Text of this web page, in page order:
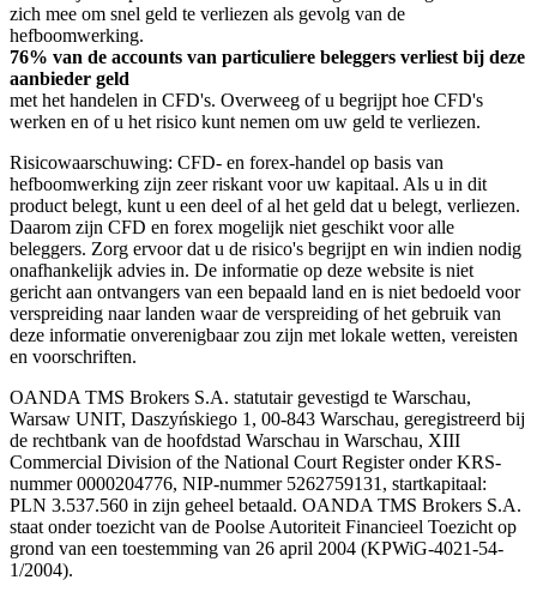
zich mee om snel geld te verliezen als gevolg van de
hefboomwerking.
76% van de accounts van particuliere beleggers verliest bij deze
aanbieder geld
met het handelen in CFD's. Overweeg of u begrijpt hoe CFD's
werken en of u het risico kunt nemen om uw geld te verliezen.
Risicowaarschuwing: CFD- en forex-handel op basis van
hefboomwerking zijn zeer riskant voor uw kapitaal. Als u in dit
product belegt, kunt u een deel of al het geld dat u belegt, verliezen.
Daarom zijn CFD en forex mogelijk niet geschikt voor alle
beleggers. Zorg ervoor dat u de risico's begrijpt en win indien nodig
onafhankelijk advies in. De informatie op deze website is niet
gericht aan ontvangers van een bepaald land en is niet bedoeld voor
verspreiding naar landen waar de verspreiding of het gebruik van
deze informatie onverenigbaar zou zijn met lokale wetten, vereisten
en voorschriften.
OANDA TMS Brokers S.A. statutair gevestigd te Warschau,
Warsaw UNIT, Daszyńskiego 1, 00-843 Warschau, geregistreerd bij
de rechtbank van de hoofdstad Warschau in Warschau, XIII
Commercial Division of the National Court Register onder KRS-
nummer 0000204776, NIP-nummer 5262759131, startkapitaal:
PLN 3.537.560 in zijn geheel betaald. OANDA TMS Brokers S.A.
staat onder toezicht van de Poolse Autoriteit Financieel Toezicht op
grond van een toestemming van 26 april 2004 (KPWiG-4021-54-
1/2004).